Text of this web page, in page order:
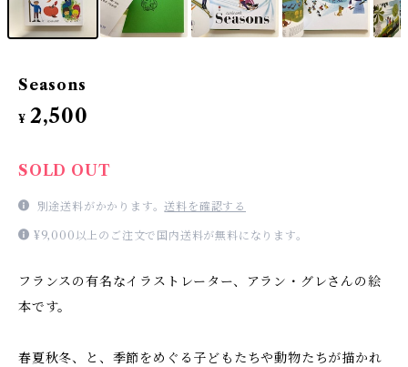
Seasons
¥ 2,500
SOLD OUT
別途送料がかかります。送料を確認する
¥9,000以上のご注文で国内送料が無料になります。
フランスの有名なイラストレーター、アラン・グレさんの絵
本です。
春夏秋冬、と、季節をめぐる子どもたちや動物たちが描かれ